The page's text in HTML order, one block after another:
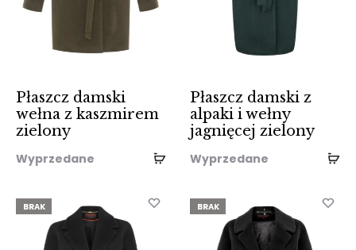
Płaszcz damski
wełna z kaszmirem
zielony
Wyprzedane
Płaszcz damski z
alpaki i wełny
jagnięcej zielony
Wyprzedane
BRAK BRAK